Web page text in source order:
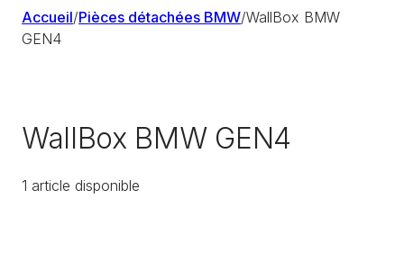
Accueil/Pièces détachées BMW/WallBox BMW
GEN4
WallBox BMW GEN4
1 article disponible